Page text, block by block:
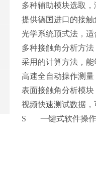
多种辅助模块选取
提供德国进口的接
光学系统顶式法，
多种接触角分析方
采用的计算方法，
高速全自动操作测
表面接触角分析模
视频快速测试数据
S 一键式软件操作